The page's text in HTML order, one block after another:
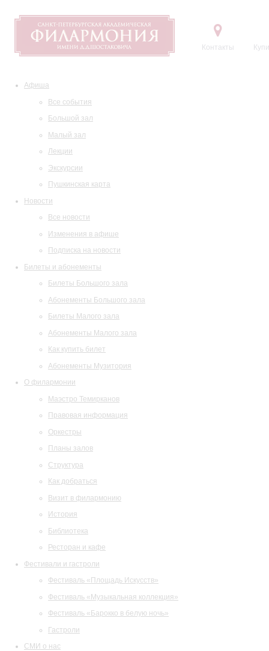
Контакты
Афиша
Все события
Большой зал
Малый зал
Лекции
Экскурсии
Пушкинская карта
Новости
Все новости
Изменения в афише
Подписка на новости
Билеты и абонементы
Билеты Большого зала
Абонементы Большого зала
Билеты Малого зала
Абонементы Малого зала
Как купить билет
Абонементы Музитория
О филармонии
Маэстро Темирканов
Правовая информация
Оркестры
Планы залов
Структура
Как добраться
Визит в филармонию
История
Библиотека
Ресторан и кафе
Фестивали и гастроли
Фестиваль «Площадь Искусств»
Фестиваль «Музыкальная коллекция»
Фестиваль «Барокко в белую ночь»
Гастроли
СМИ о нас